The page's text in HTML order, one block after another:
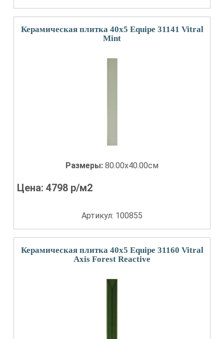
Керамическая плитка 40x5 Equipe 31141 Vitral
Mint
Размеры: 80.00x40.00см
Цена:4798 р/м2
Артикул: 100855
Керамическая плитка 40x5 Equipe 31160 Vitral
Axis Forest Reactive